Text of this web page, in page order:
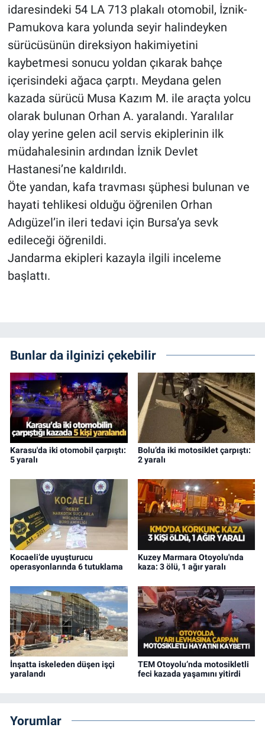
idaresindeki 54 LA 713 plakalı otomobil, İznik-
Pamukova kara yolunda seyir halindeyken
sürücüsünün direksiyon hakimiyetini
kaybetmesi sonucu yoldan çıkarak bahçe
içerisindeki ağaca çarptı. Meydana gelen
kazada sürücü Musa Kazım M. ile araçta yolcu
olarak bulunan Orhan A. yaralandı. Yaralılar
olay yerine gelen acil servis ekiplerinin ilk
müdahalesinin ardından İznik Devlet
Hastanesi’ne kaldırıldı.
Öte yandan, kafa travması şüphesi bulunan ve
hayati tehlikesi olduğu öğrenilen Orhan
Adıgüzel’in ileri tedavi için Bursa’ya sevk
edileceği öğrenildi.
Jandarma ekipleri kazayla ilgili inceleme
başlattı.
Bunlar da ilginizi çekebilir
Karasu'da iki otomobil çarpıştı:
5 yaralı
Bolu’da iki motosiklet çarpıştı:
2 yaralı
Kocaeli’de uyuşturucu
operasyonlarında 6 tutuklama
Kuzey Marmara Otoyolu'nda
kaza: 3 ölü, 1 ağır yaralı
İnşatta iskeleden düşen işçi
yaralandı
TEM Otoyolu’nda motosikletli
feci kazada yaşamını yitirdi
Yorumlar